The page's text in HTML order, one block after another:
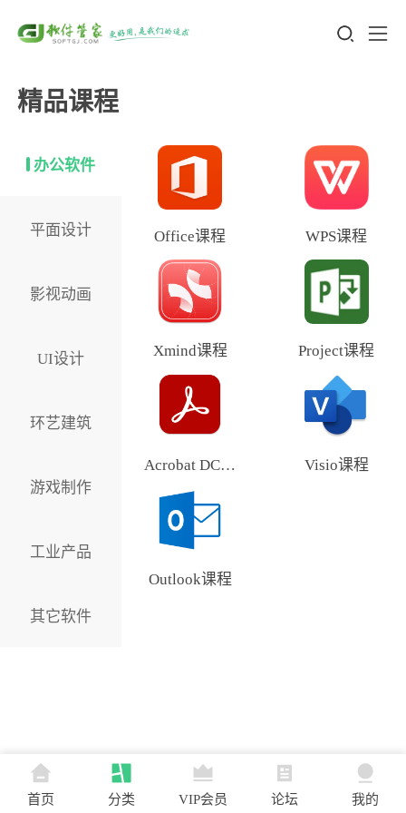
精品课程
办公软件
平面设计
影视动画
UI设计
环艺建筑
游戏制作
工业产品
其它软件
Office课程 WPS课程
Xmind课程 Project课程
Acrobat DC课程 Visio课程
Outlook课程
首页 分类 VIP会员 论坛 我的